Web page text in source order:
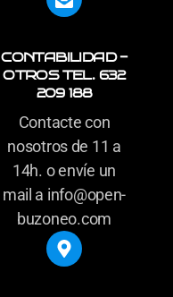
CONTABILIDAD -
OTROS TEL. 632
209 188
Contacte con
nosotros de 11 a
14h. o envíe un
mail a info@open-
buzoneo.com